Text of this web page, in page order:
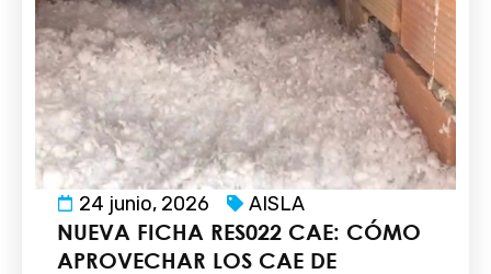
24 junio, 2026 AISLA
NUEVA FICHA RES022 CAE: CÓMO
APROVECHAR LOS CAE DE